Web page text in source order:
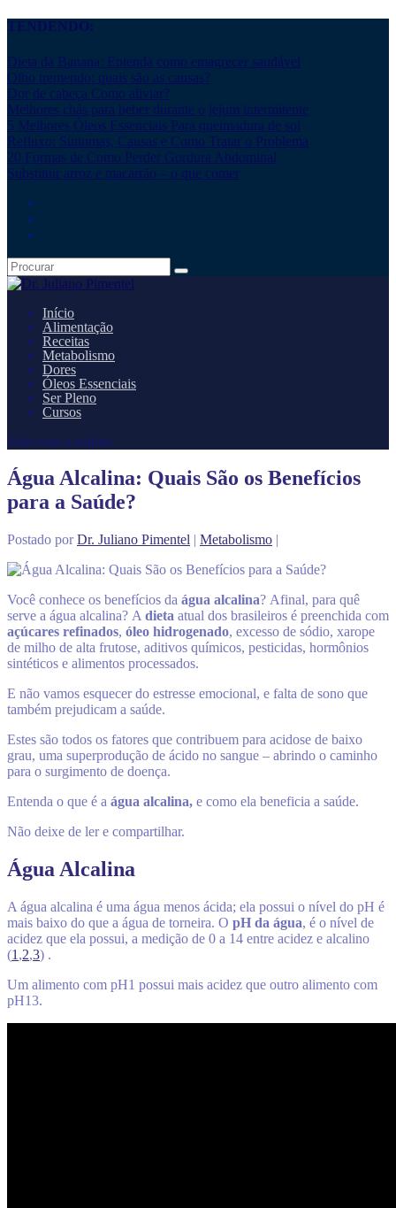
TENDENDO:
Dieta da Banana: Entenda como emagrecer saudável
Olho tremendo: quais são as causas?
Dor de cabeça Como aliviar?
Melhores chás para beber durante o jejum intermitente
5 Melhores Óleos Essenciais Para queimadura de sol
Refluxo: Sintomas, Causas e Como Tratar o Problema
20 Formas de Como Perder Gordura Abdominal
Substituir arroz e macarrão – o que comer
Início
Alimentação
Receitas
Metabolismo
Dores
Óleos Essenciais
Ser Pleno
Cursos
Selecione a página
Água Alcalina: Quais São os Benefícios
para a Saúde?
Postado porDr. Juliano Pimentel | Metabolismo |
Você conhece os benefícios da água alcalina? Afinal, para quê
serve a água alcalina? A dieta atual dos brasileiros é preenchida com
açúcares refinados, óleo hidrogenado, excesso de sódio, xarope
de milho de alta frutose, aditivos químicos, pesticidas, hormônios
sintéticos e alimentos processados.
E não vamos esquecer do estresse emocional, e falta de sono que
também prejudicam a saúde.
Estes são todos os fatores que contribuem para acidose de baixo
grau, uma superprodução de ácido no sangue – abrindo o caminho
para o surgimento de doença.
Entenda o que é a água alcalina, e como ela beneficia a saúde.
Não deixe de ler e compartilhar.
Água Alcalina
A água alcalina é uma água menos ácida; ela possui o nível do pH é
mais baixo do que a água de torneira. O pH da água, é o nível de
acidez que ela possui, a medição de 0 a 14 entre acidez e alcalino
(1 ,2,3) .
Um alimento com pH1 possui mais acidez que outro alimento com
pH13.